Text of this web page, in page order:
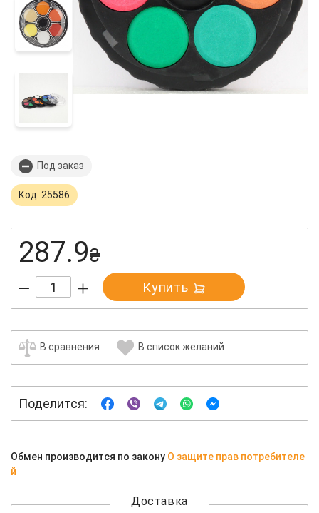
Под заказ
Код: 25586
287.9₴
Купить
В сравнения В список желаний
Поделится:
Обмен производится по закону О защите прав потребителе
й
Доставка